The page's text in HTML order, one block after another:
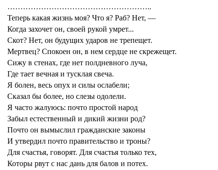
………………………………………………..
Теперь какая жизнь моя? Что я? Раб? Нет, —
Когда захочет он, своей рукой умрет...
Скот? Нет, он будущих ударов не трепещет.
Мертвец? Спокоен он, в нем сердце не скрежещет.
Сижу в стенах, где нет полдневного луча,
Где тает вечная и тусклая свеча.
Я болен, весь опух и силы ослабели;
Сказал бы более, но слезы одолели.
Я часто жалуюсь: почто простой народ
Забыл естественный и дикий жизни род?
Почто он вымыслил гражданские законы
И утвердил почто правительство и троны?
Для счастья, говорят. Для счастья только тех,
Которы рвут с нас дань для балов и потех.